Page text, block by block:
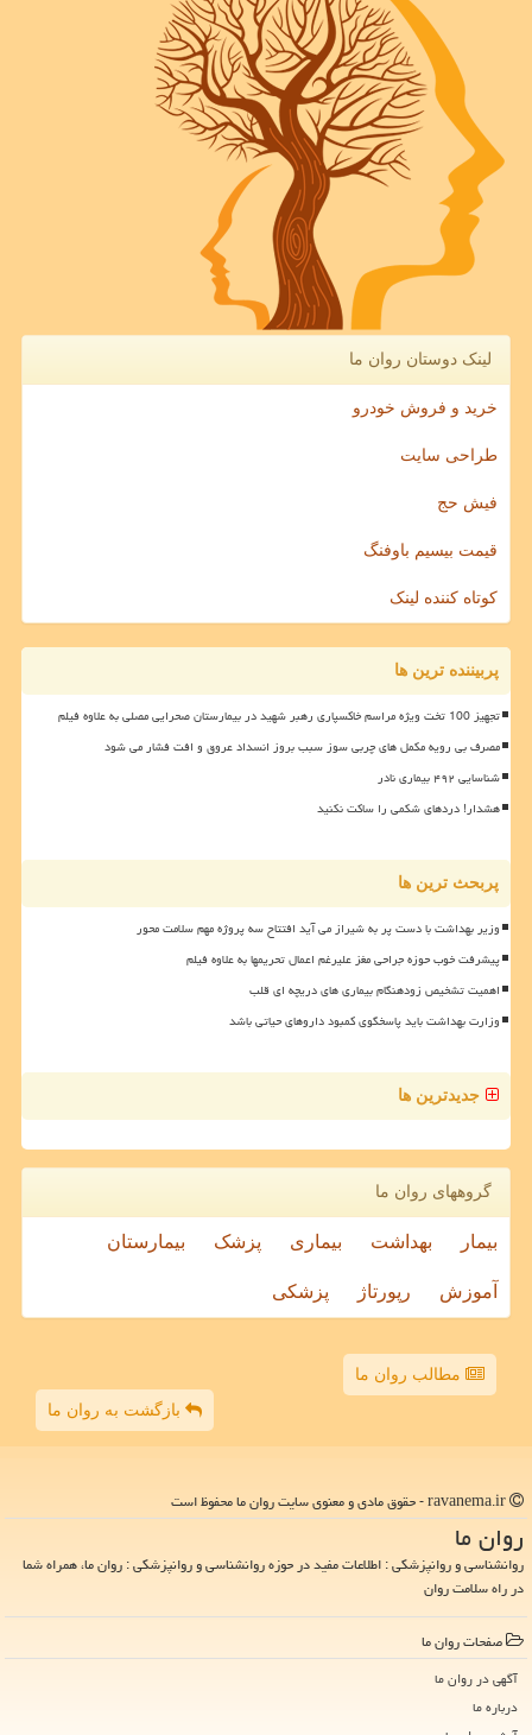
لینک دوستان روان ما
خرید و فروش خودرو
طراحی سایت
فیش حج
قیمت بیسیم باوفنگ
کوتاه کننده لینک
پربیننده ترین ها
تجهیز 100 تخت ویژه مراسم خاکسپاری رهبر شهید در بیمارستان صحرایی مصلی به علاوه فیلم
مصرف بی رویه مکمل های چربی سوز سبب بروز انسداد عروق و افت فشار می شود
شناسایی ۴۹۲ بیماری نادر
هشدار! دردهای شکمی را ساکت نکنید
پربحث ترین ها
وزیر بهداشت با دست پر به شیراز می آید افتتاح سه پروژه مهم سلامت محور
پیشرفت خوب حوزه جراحی مغز علیرغم اعمال تحریمها به علاوه فیلم
اهمیت تشخیص زودهنگام بیماری های دریچه ای قلب
وزارت بهداشت باید پاسخگوی کمبود داروهای حیاتی باشد
جدیدترین ها
گروههای روان ما
بیمار بهداشت بیماری پزشک بیمارستان
آموزش رپورتاژ پزشکی
مطالب روان ما
بازگشت به روان ما
روان ما
روانشناسی و روانپزشکی : اطلاعات مفید در حوزه روانشناسی و روانپزشکی : روان ما، همراه شما
در راه سلامت روان
صفحات روان ما
آگهی در روان ما
درباره ما